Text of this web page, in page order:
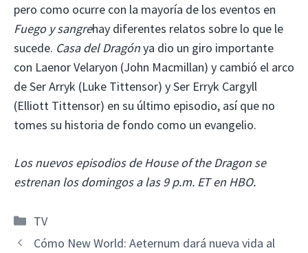
pero como ocurre con la mayoría de los eventos en
Fuego y sangrehay diferentes relatos sobre lo que le
sucede. Casa del Dragónya dio un giro importante
con Laenor Velaryon (John Macmillan) y cambió el arco
de Ser Arryk (Luke Tittensor) y Ser Erryk Cargyll
(Elliott Tittensor) en su último episodio, así que no
tomes su historia de fondo como un evangelio.
Los nuevos episodios de House of the Dragon se
estrenan los domingos a las 9 p.m. ET en HBO.
Categorías
TV
Cómo New World: Aeternum dará nueva vida al